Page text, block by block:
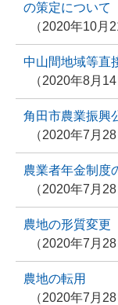
の策定について
2020年10月
中山間地域等直
2020年8月
角田市農業振興
2020年7月
農業者年金制度
2020年7月
農地の形質変更
2020年7月
農地の転用
2020年7月